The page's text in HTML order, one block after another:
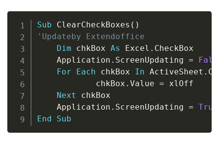
Sub ClearCheckBoxes ( )
'Updateby Extendoffice
Dim chkBox As Excel . CheckBox
    Application
. ScreenUpdating =
For
Each chkBox In ActiveSheet .
            chkBox
. Value = xlOff
Next chkBox
    Application
. ScreenUpdating = True
End
Sub